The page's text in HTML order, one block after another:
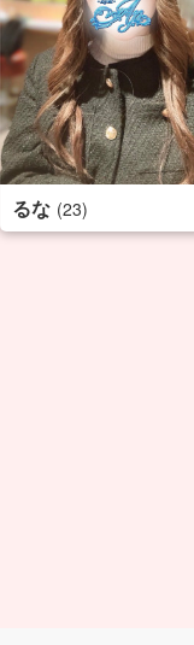
るな (23)